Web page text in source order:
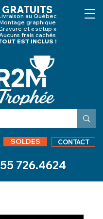
GRATUITS
au Québec
graphique
et « setup »
frais cachés
EST INCLUS !
SOLDES CONTACT
726.4624